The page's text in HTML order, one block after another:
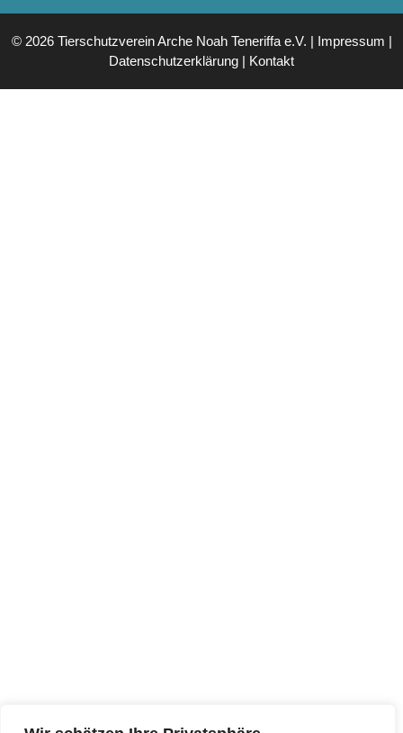
© 2026 Tierschutzverein Arche Noah Teneriffa e.V. | Impressum |
Datenschutzerklärung | Kontakt